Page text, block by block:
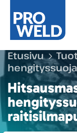
Etusivu
Maskien
tarvikkeet
Powershield